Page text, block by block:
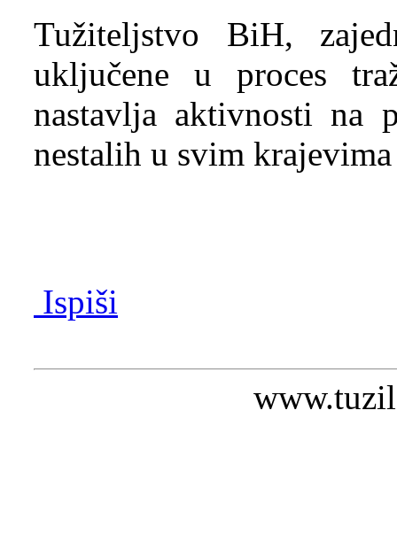
Tužiteljstvo BiH,
uključene u proces
nastavlja aktivnosti na
nestalih u svim
Ispiši